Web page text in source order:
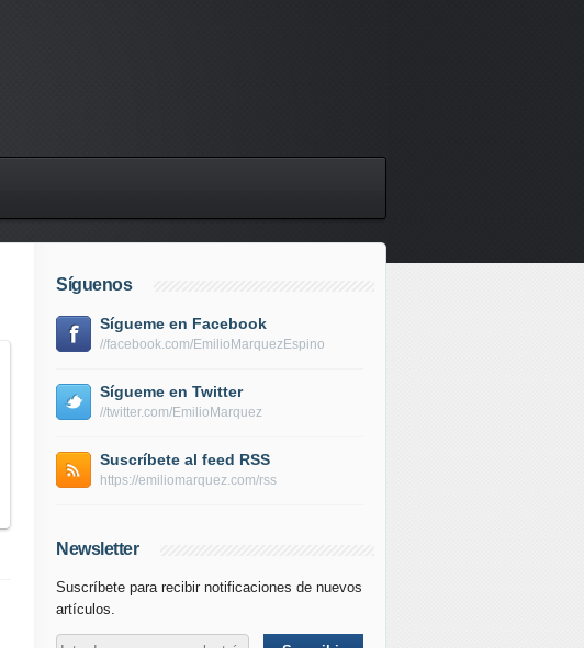
Síguenos
Sígueme en Facebook
//facebook.com/EmilioMarquezEspino
Sígueme en Twitter
//twitter.com/EmilioMarquez
Suscríbete al feed RSS
https://emiliomarquez.com/rss
Newsletter
Suscríbete para recibir notificaciones de nuevos
artículos.